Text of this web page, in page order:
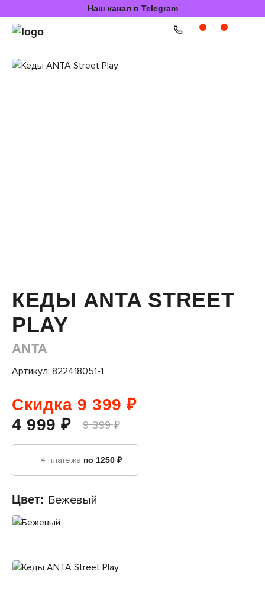
Наш канал в Telegram
КЕДЫ ANTA STREET
PLAY
ANTA
Артикул: 822418051-1
Скидка 9 399 ₽
4 999 ₽
9 399 ₽
4 платежа по 1250 ₽
Цвет: Бежевый